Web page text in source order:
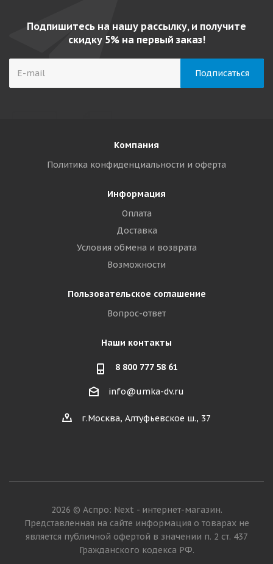
Подпишитесь на нашу рассылку, и получите
скидку 5% на первый заказ!
Компания
Политика конфиденциальности и оферта
Информация
Оплата
Доставка
Условия обмена и возврата
Возможности
Пользовательское соглашение
Вопрос-ответ
Наши контакты
8 800 777 58 61
info@umka-dv.ru
г.Москва, Алтуфьевское ш., 37
2026 © Аспро: Next - интернет-магазин.
Представленная на сайте информация о товарах не
является публичной офертой в значении п. 2 ст. 437
Гражданского кодекса РФ.